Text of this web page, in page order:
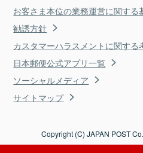
お客さま本位の業務運営に関する
勧誘方針
カスタマーハラスメントに関する
日本郵便公式アプリ一覧
ソーシャルメディア
サイトマップ
Copyright (C) JAPAN POST